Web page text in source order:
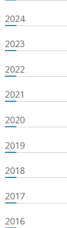
2024
2023
2022
2021
2020
2019
2018
2017
2016